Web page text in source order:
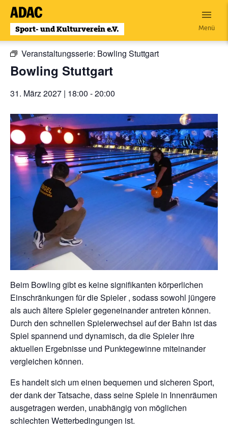
Zum
Inhalt
wechseln
Menü
« Alle Veranstaltungen
Veranstaltungsserie: Bowling Stuttgart
Bowling Stuttgart
31. März 2027 | 18:00 -20:00
Beim Bowling gibt es keine signifikanten körperlichen
Einschränkungen für die Spieler , sodass sowohl jüngere
als auch ältere Spieler gegeneinander antreten können.
Durch den schnellen Spielerwechsel auf der Bahn ist das
Spiel spannend und dynamisch, da die Spieler ihre
aktuellen Ergebnisse und Punktegewinne miteinander
vergleichen können.
Es handelt sich um einen bequemen und sicheren Sport,
der dank der Tatsache, dass seine Spiele in Innenräumen
ausgetragen werden, unabhängig von möglichen
schlechten Wetterbedingungen ist.